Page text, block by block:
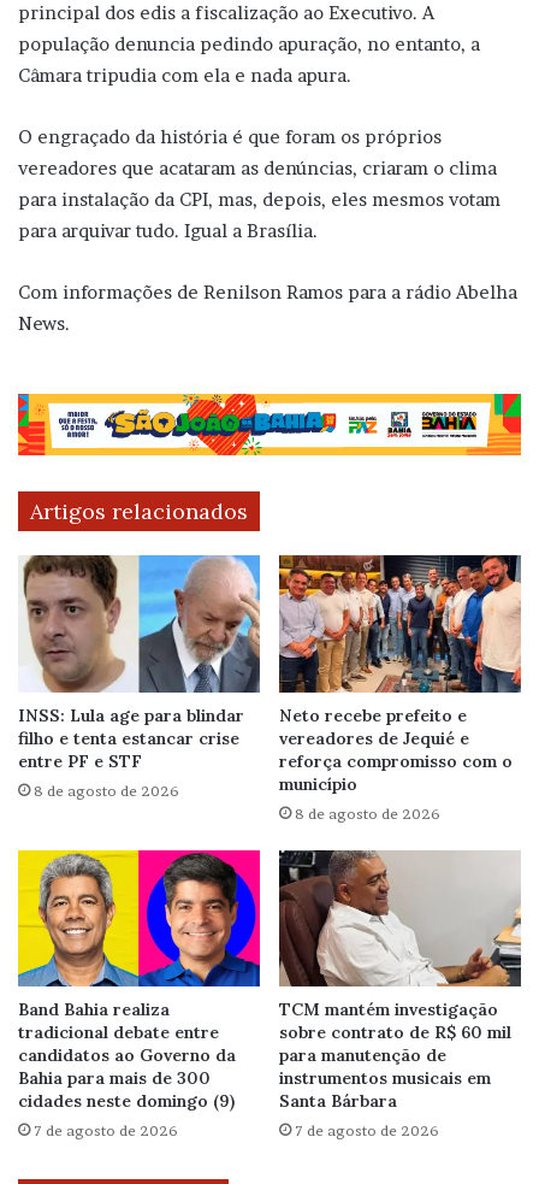
principal dos edis a fiscalização ao Executivo. A
população denuncia pedindo apuração, no entanto, a
Câmara tripudia com ela e nada apura.
O engraçado da história é que foram os próprios
vereadores que acataram as denúncias, criaram o clima
para instalação da CPI, mas, depois, eles mesmos votam
para arquivar tudo. Igual a Brasília.
Com informações de Renilson Ramos para a rádio Abelha
News.
Artigos relacionados
INSS: Lula age para blindar
filho e tenta estancar crise
entre PF e STF
8 de agosto de 2026
Neto recebe prefeito e
vereadores de Jequié e
reforça compromisso com o
município
8 de agosto de 2026
Band Bahia realiza
tradicional debate entre
candidatos ao Governo da
Bahia para mais de 300
cidades neste domingo (9)
7 de agosto de 2026
TCM mantém investigação
sobre contrato de R$ 60 mil
para manutenção de
instrumentos musicais em
Santa Bárbara
7 de agosto de 2026